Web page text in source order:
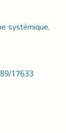
systémique,
17633